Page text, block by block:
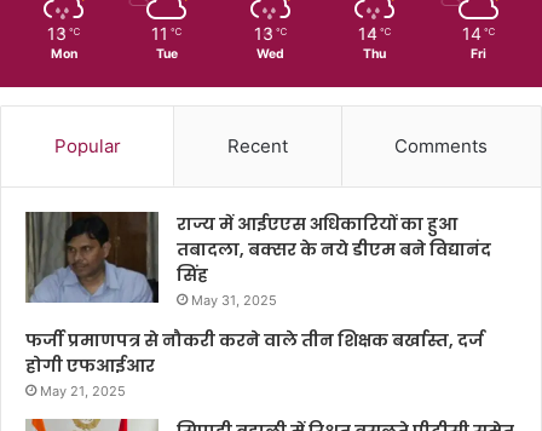
13 ℃
Mon
11 ℃
Tue
13 ℃
Wed
14 ℃
Thu
14 ℃
Fri
Popular Recent Comments
राज्य में आईएएस अधिकारियों का हुआ
तबादला, बक्सर के नये डीएम बने विद्यानंद
सिंह
May 31, 2025
फर्जी प्रमाणपत्र से नौकरी करने वाले तीन शिक्षक बर्खास्त, दर्ज
होगी एफआईआर
May 21, 2025